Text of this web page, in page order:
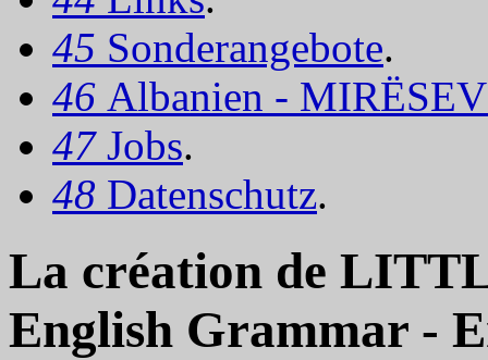
45 Sonderangebote.
46 Albanien -
47 Jobs.
48 Datenschutz.
La création de
English Grammar -